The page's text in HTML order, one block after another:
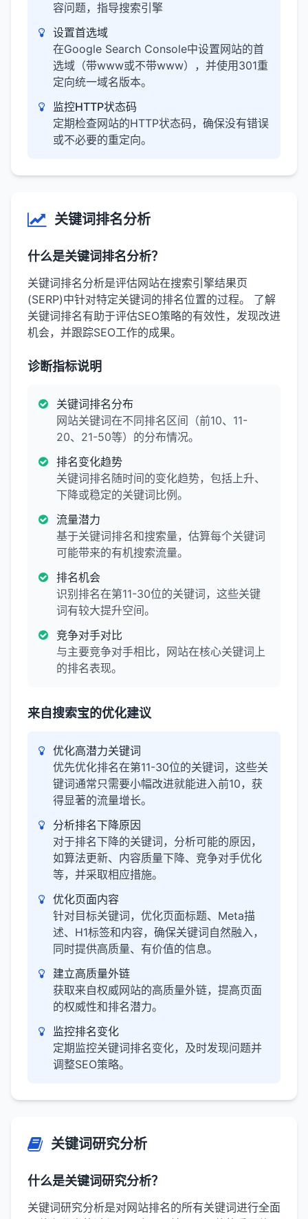
容问题，指导搜索引擎
设置首选域
在Google Search Console中设置网站的首
选域（带www或不带www），并使用301重
定向统一域名版本。
监控HTTP状态码
定期检查网站的HTTP状态码，确保没有错误
或不必要的重定向。
关键词排名分析
什么是关键词排名分析？
关键词排名分析是评估网站在搜索引擎结果页
(SERP)中针对特定关键词的排名位置的过程。 了解
关键词排名有助于评估SEO策略的有效性，发现改进
机会，并跟踪SEO工作的成果。
诊断指标说明
关键词排名分布
网站关键词在不同排名区间（前10、11-
20、21-50等）的分布情况。
排名变化趋势
关键词排名随时间的变化趋势，包括上升、
下降或稳定的关键词比例。
流量潜力
基于关键词排名和搜索量，估算每个关键词
可能带来的有机搜索流量。
排名机会
识别排名在第11-30位的关键词，这些关键
词有较大提升空间。
竞争对手对比
与主要竞争对手相比，网站在核心关键词上
的排名表现。
来自搜索宝的优化建议
优化高潜力关键词
优先优化排名在第11-30位的关键词，这些关
键词通常只需要小幅改进就能进入前10，获
得显著的流量增长。
分析排名下降原因
对于排名下降的关键词，分析可能的原因，
如算法更新、内容质量下降、竞争对手优化
等，并采取相应措施。
优化页面内容
针对目标关键词，优化页面标题、Meta描
述、H1标签和内容，确保关键词自然融入，
同时提供高质量、有价值的信息。
建立高质量外链
获取来自权威网站的高质量外链，提高页面
的权威性和排名潜力。
监控排名变化
定期监控关键词排名变化，及时发现问题并
调整SEO策略。
关键词研究分析
什么是关键词研究分析？
关键词研究分析是对网站排名的所有关键词进行全面